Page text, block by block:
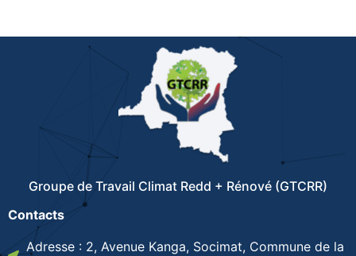
Groupe de Travail Climat Redd + Rénové (GTCRR)
Contacts
Adresse : 2, Avenue Kanga, Socimat, Commune de la